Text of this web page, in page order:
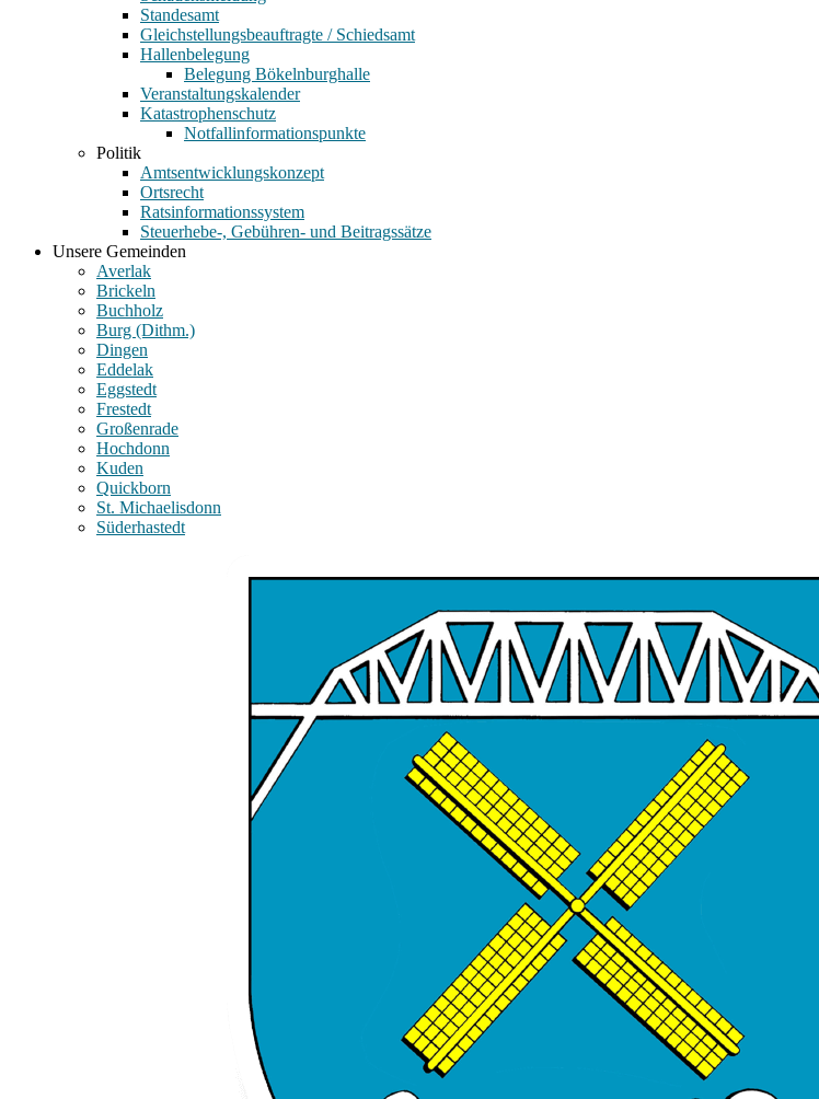
Standesamt
Gleichstellungsbeauftragte / Schiedsamt
Hallenbelegung
Belegung Bökelnburghalle
Veranstaltungskalender
Katastrophenschutz
Notfallinformationspunkte
Politik
Amtsentwicklungskonzept
Ortsrecht
Ratsinformationssystem
Steuerhebe-, Gebühren- und Beitragssätze
Unsere Gemeinden
Averlak
Brickeln
Buchholz
Burg (Dithm.)
Dingen
Eddelak
Eggstedt
Frestedt
Großenrade
Hochdonn
Kuden
Quickborn
St. Michaelisdonn
Süderhastedt